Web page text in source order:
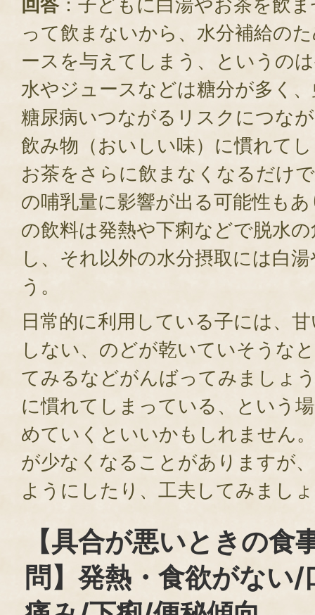
って飲まないから、水分補給の
ースを与えてしまう、というの
水やジュースなどは糖分が多く
糖尿病いつながるリスクにつな
飲み物（おいしい味）に慣れて
お茶をさらに飲まなくなるだけ
の哺乳量に影響が出る可能性も
の飲料は発熱や下痢などで脱水
し、それ以外の水分摂取には白
う。
日常的に利用している子には、
しない、のどが乾いていそうな
てみるなどがんばってみましょ
に慣れてしまっている、という
めていくといいかもしれません
が少なくなることがありますが
ようにしたり、工夫してみまし
【具合が悪いときの食
問】発熱・食欲がない